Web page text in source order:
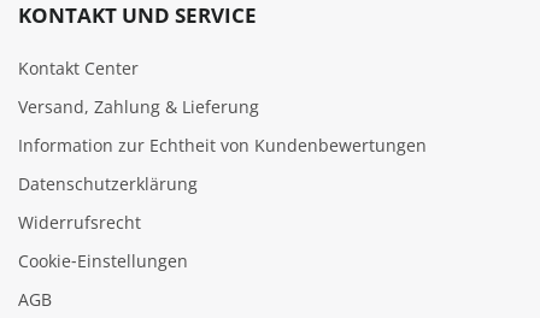
KONTAKT UND SERVICE
Kontakt Center
Versand, Zahlung & Lieferung
Information zur Echtheit von Kundenbewertungen
Datenschutzerklärung
Widerrufsrecht
Cookie‑Einstellungen
AGB